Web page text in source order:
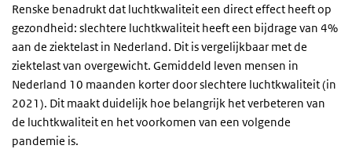
Renske benadrukt dat luchtkwaliteit een direct effect heeft op
gezondheid: slechtere luchtkwaliteit heeft een bijdrage van 4%
aan de ziektelast in Nederland. Dit is vergelijkbaar met de
ziektelast van overgewicht. Gemiddeld leven mensen in
Nederland 10 maanden korter door slechtere luchtkwaliteit (in
2021). Dit maakt duidelijk hoe belangrijk het verbeteren van
de luchtkwaliteit en het voorkomen van een volgende
pandemie is.